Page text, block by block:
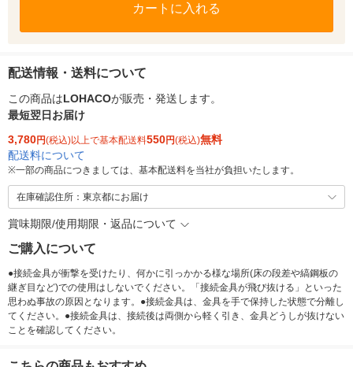
カートに入れる
配送情報・送料について
この商品はLOHACOが販売・発送します。
最短翌日お届け
3,780円(税込)以上で基本配送料550円(税込)無料
配送料について
※一部の商品につきましては、基本配送料を当社が負担いたします。
在庫確認住所：東京都にお届け
賞味期限/使用期限・返品について
ご購入について
●接続金具が衝撃を受けたり、何かに引っかかる様な場所(床の段差や縞鋼板の
継ぎ目など)での使用はしないでください。「接続金具が飛び抜ける」といった
思わぬ事故の原因となります。●接続金具は、金具を手で保持した状態で分離し
てください。●接続金具は、接続後は両側から軽く引き、金具どうしが抜けない
ことを確認してください。